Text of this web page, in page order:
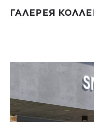
ГАЛЕРЕЯ